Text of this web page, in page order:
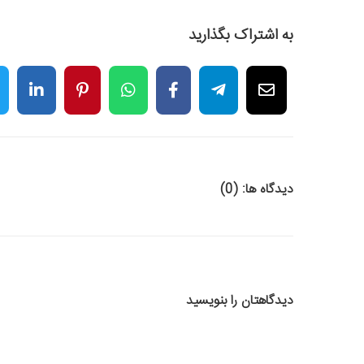
به اشتراک بگذارید
دیدگاه ها: (0)
دیدگاهتان را بنویسید